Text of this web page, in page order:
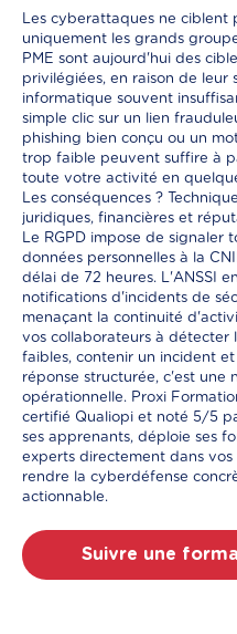
Les cyberattaques ne ciblent
uniquement les grands
PME sont aujourd'hui des
privilégiées, en raison de leur
informatique souvent
simple clic sur un lien
phishing bien conçu ou un
trop faible peuvent suffire à
toute votre activité en
Les conséquences ?
juridiques, financières et
Le RGPD impose de signaler
données personnelles à la
délai de 72 heures. L'ANSSI
notifications d'incidents de
menaçant la continuité
vos collaborateurs à détecter
faibles, contenir un incident
réponse structurée, c'est une
opérationnelle. Proxi
certifié Qualiopi et noté 5/5
ses apprenants, déploie ses
experts directement dans vos
rendre la cyberdéfense
actionnable.
Suivre une